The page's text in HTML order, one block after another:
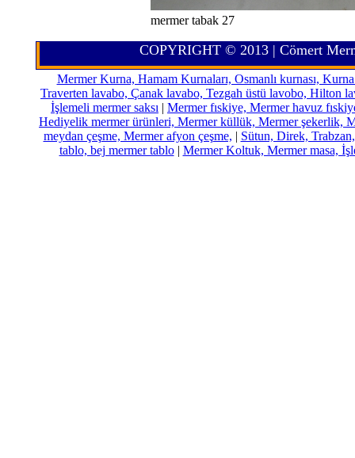
mermer tabak 27
COPYRIGHT © 2013 | Cömert
Mermer Kurna, Hamam Kurnaları, Osmanlı kurnası,
Traverten lavabo, Çanak lavabo, Tezgah üstü lavobo, Hilton
İşlemeli mermer saksı | Mermer fıskiye, Mermer havuz
Hediyelik mermer ürünleri, Mermer küllük, Mermer şekerlik,
meydan çeşme, Mermer afyon çeşme, | Sütun, Direk, Trabzan,
tablo, bej mermer tablo| Mermer Koltuk, Mermer masa,